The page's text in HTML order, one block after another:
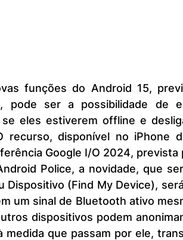
pode ser a possibilidade de
eles estiverem offline e
recurso, disponível no iPhone
Google I/O 2024, prevista
Dispositivo (Find My Device),
um sinal de Bluetooth ativo
dispositivos podem
medida que passam por ele,